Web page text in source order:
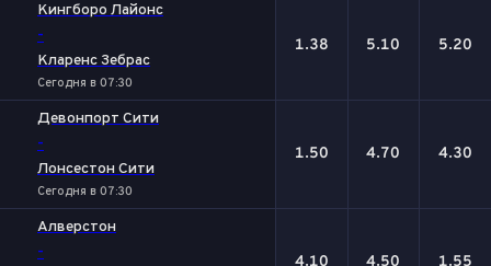
Кингборо Лайонс
-
Кларенс Зебрас
Сегодня в 07:30
1.38 5.10 5.20
Девонпорт Сити
-
Лонсестон Сити
Сегодня в 07:30
1.50 4.70 4.30
Алверстон
- 4.10 4.50 1.55